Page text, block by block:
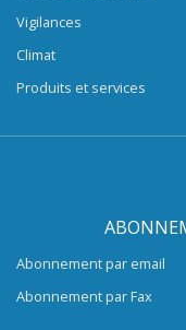
Vigilances
Climat
Produits et services
Abonnement par email
Abonnement par Fax